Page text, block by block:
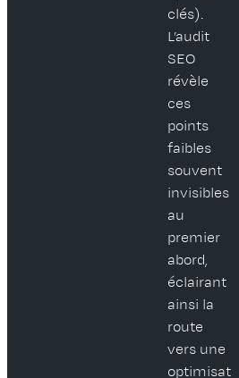
clés).
L’audit
SEO
révèle
ces
points
faibles
souvent
invisibles
au
premier
abord,
éclairant
ainsi la
route
vers une
optimisat